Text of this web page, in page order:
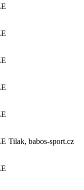
Tilak, babos-sport.cz